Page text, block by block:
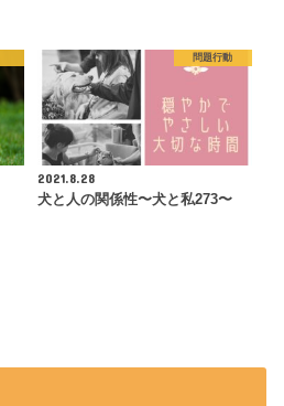
問題行動
2021.8.28
犬と人の関係性〜犬と私273〜